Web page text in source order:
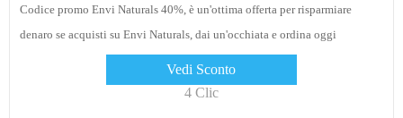
Codice promo Envi Naturals 40%, è un'ottima offerta per risparmiare
denaro se acquisti su Envi Naturals, dai un'occhiata e ordina oggi
Vedi Sconto
4 Clic